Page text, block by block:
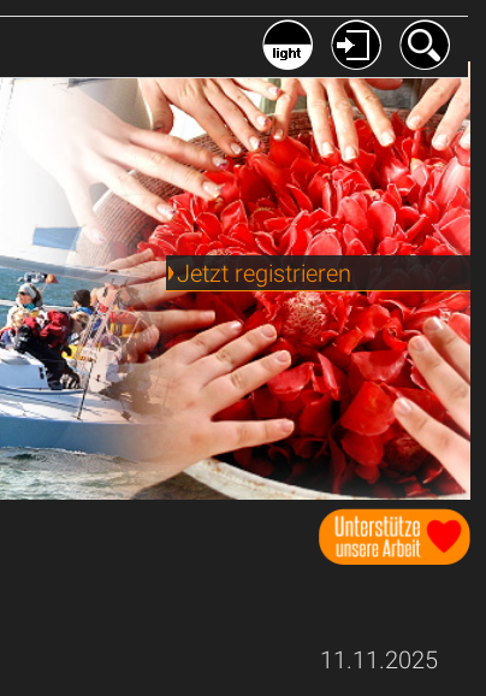
Jetzt registrieren
11.11.2025